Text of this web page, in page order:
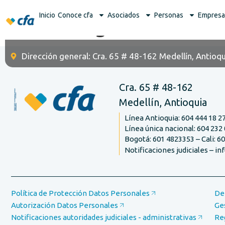
Inicio Conoce cfa Asociados Personas
Dirección general: Cra. 65 # 48-162 Medellín,
Noticias
Cra. 65 # 48-162
Medellín, Antioquia
Línea Antioquia: 604 444 18
Línea única nacional: 604 232
Bogotá: 601 4823353 – Cali:
Notificaciones judiciales –
Política de Protección Datos Personales
Autorización Datos Personales
Notificaciones autoridades judiciales - administrativas